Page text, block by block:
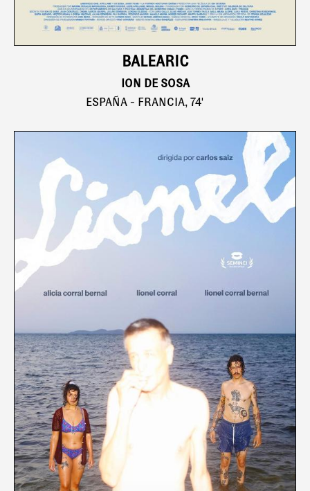
BALEARIC
ION DE SOSA
ESPAÑA - FRANCIA, 74'